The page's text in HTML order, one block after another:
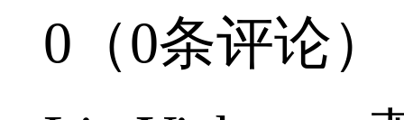
0（0条评论）